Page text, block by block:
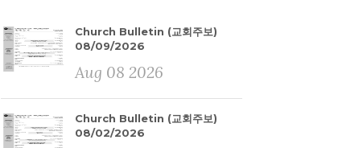
Church Bulletin (교회주보)
08/09/2026
Aug 08 2026
Church Bulletin (교회주보)
08/02/2026